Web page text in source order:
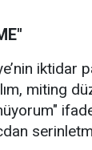
miting